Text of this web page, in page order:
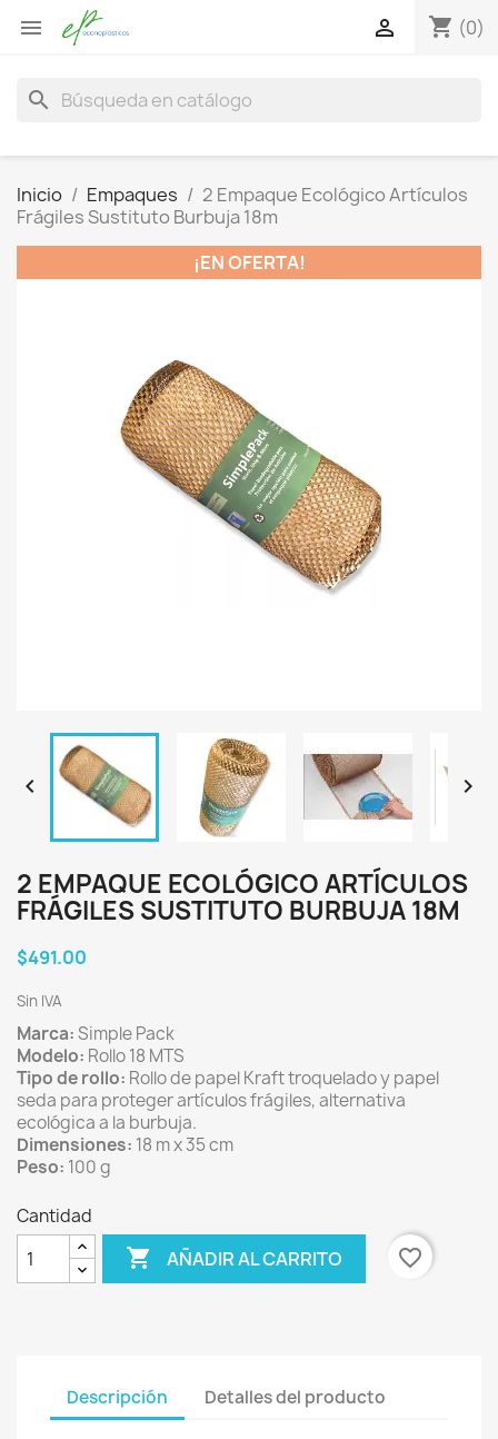
 shopping_cart (0)

search
Inicio Empaques
2 Empaque Ecológico Artículos
Frágiles Sustituto Burbuja 18m
¡EN OFERTA!
 
2 EMPAQUE ECOLÓGICO ARTÍCULOS
FRÁGILES SUSTITUTO BURBUJA 18M
$491.00
Sin IVA
Marca:Simple Pack
Modelo: Rollo 18 MTS
Tipo de rollo: Rollo de papel Kraft troquelado y papel
seda para proteger artículos frágiles, alternativa
ecológica a la burbuja.
Dimensiones: 18 m x 35 cm
Peso: 100 g
Cantidad
 AÑADIR AL CARRITO favorite_border
Descripción Detalles del producto